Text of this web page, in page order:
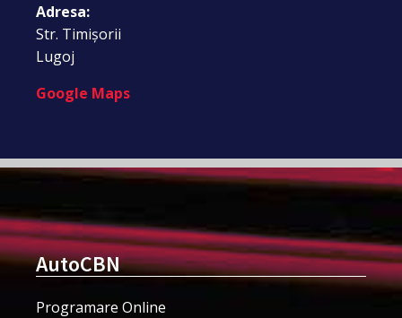
Adresa:
Str. Timișorii
Lugoj
Google Maps
AutoCBN
Programare Online